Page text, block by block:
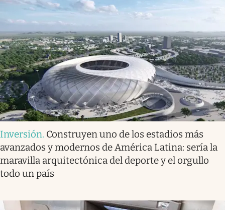
Inversión. Construyen uno de los estadios más
avanzados y modernos de América Latina: sería la
maravilla arquitectónica del deporte y el orgullo
todo un país